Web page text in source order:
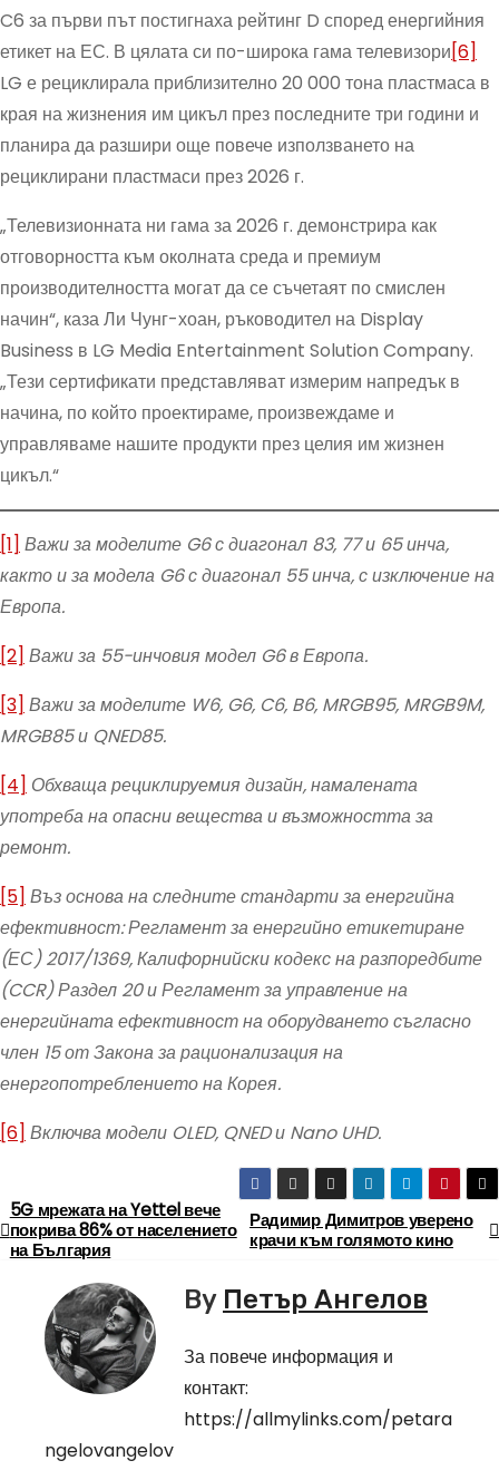
C6 за първи път постигнаха рейтинг D според енергийния
етикет на ЕС. В цялата си по-широка гама телевизори[6]
LG е рециклирала приблизително 20 000 тона пластмаса в
края на жизнения им цикъл през последните три години и
планира да разшири още повече използването на
рециклирани пластмаси през 2026 г.
„Телевизионната ни гама за 2026 г. демонстрира как
отговорността към околната среда и премиум
производителността могат да се съчетаят по смислен
начин“, каза Ли Чунг-хоан, ръководител на Display
Business в LG Media Entertainment Solution Company.
„Тези сертификати представляват измерим напредък в
начина, по който проектираме, произвеждаме и
управляваме нашите продукти през целия им жизнен
цикъл.“
[1] Важи за моделите G6 с диагонал 83, 77 и 65 инча,
както и за модела G6 с диагонал 55 инча, с изключение на
Европа.
[2] Важи за 55-инчовия модел G6 в Европа.
[3] Важи за моделите W6, G6, C6, B6, MRGB95, MRGB9M,
MRGB85 и QNED85.
[4] Обхваща рециклируемия дизайн, намалената
употреба на опасни вещества и възможността за
ремонт.
[5] Въз основа на следните стандарти за енергийна
ефективност: Регламент за енергийно етикетиране
(ЕС) 2017/1369, Калифорнийски кодекс на разпоредбите
(CCR) Раздел 20 и Регламент за управление на
енергийната ефективност на оборудването съгласно
член 15 от Закона за рационализация на
енергопотреблението на Корея.
[6] Включва модели OLED, QNED и Nano UHD.
Н
а
Радимир Димитров уверено
крачи към голямото кино
5G мрежата на Yettel вече
покрива 86% от населението
на България
By Петър Ангелов
За повече информация и
контакт:
https://allmylinks.com/petara
ngelovangelov